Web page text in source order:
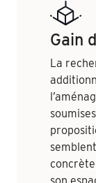
Gain
La